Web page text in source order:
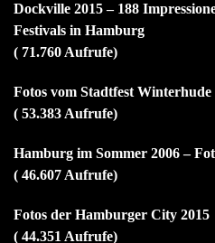
Dockville 2015 – 188
Festivals in Hamburg
( 71.760 Aufrufe)
Fotos vom Stadtfest Winterhude
( 53.383 Aufrufe)
Hamburg im Sommer 2006 –
( 46.607 Aufrufe)
Fotos der Hamburger City 2015
( 44.351 Aufrufe)